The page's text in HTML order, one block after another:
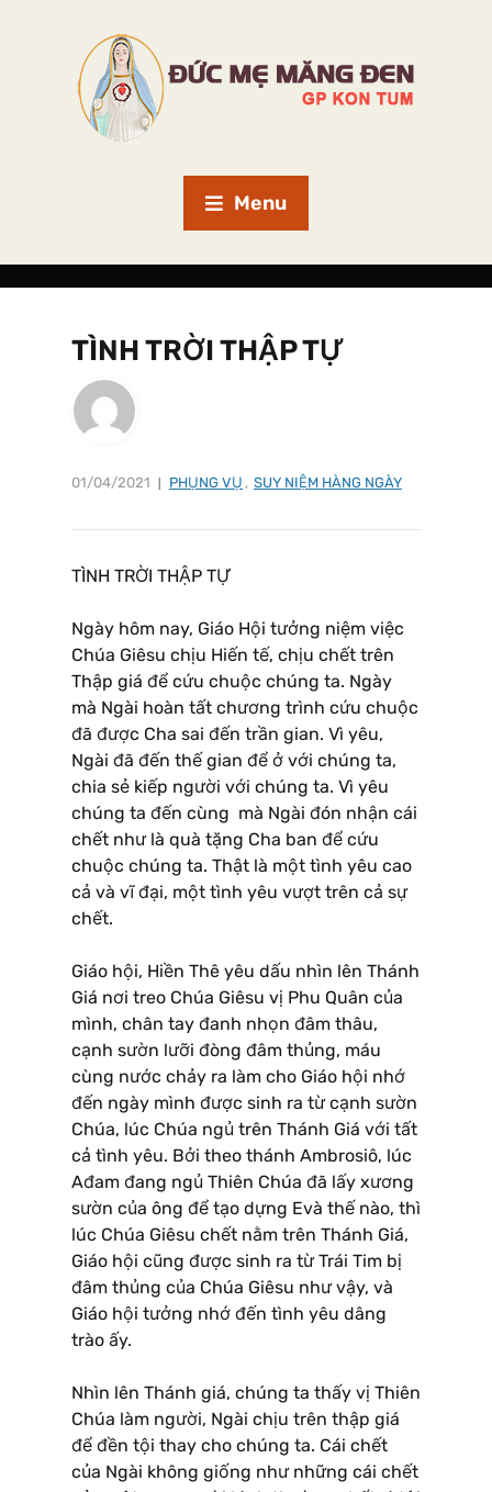
Menu
TÌNH TRỜI THẬP TỰ
01/04/2021 PHỤNG VỤ , SUY NIỆM HÀNG NGÀY
TÌNH TRỜI THẬP TỰ
Ngày hôm nay, Giáo Hội tưởng niệm việc
Chúa Giêsu chịu Hiến tế, chịu chết trên
Thập giá để cứu chuộc chúng ta. Ngày
mà Ngài hoàn tất chương trình cứu chuộc
đã được Cha sai đến trần gian. Vì yêu,
Ngài đã đến thế gian để ở với chúng ta,
chia sẻ kiếp người với chúng ta. Vì yêu
chúng ta đến cùng mà Ngài đón nhận cái
chết như là quà tặng Cha ban để cứu
chuộc chúng ta. Thật là một tình yêu cao
cả và vĩ đại, một tình yêu vượt trên cả sự
chết.
Giáo hội, Hiền Thê yêu dấu nhìn lên Thánh
Giá nơi treo Chúa Giêsu vị Phu Quân của
mình, chân tay đanh nhọn đâm thâu,
cạnh sườn lưỡi đòng đâm thủng, máu
cùng nước chảy ra làm cho Giáo hội nhớ
đến ngày mình được sinh ra từ cạnh sườn
Chúa, lúc Chúa ngủ trên Thánh Giá với tất
cả tình yêu. Bởi theo thánh Ambrosiô, lúc
Ađam đang ngủ Thiên Chúa đã lấy xương
sườn của ông để tạo dựng Evà thế nào, thì
lúc Chúa Giêsu chết nằm trên Thánh Giá,
Giáo hội cũng được sinh ra từ Trái Tim bị
đâm thủng của Chúa Giêsu như vậy, và
Giáo hội tưởng nhớ đến tình yêu dâng
trào ấy.
Nhìn lên Thánh giá, chúng ta thấy vị Thiên
Chúa làm người, Ngài chịu trên thập giá
để đền tội thay cho chúng ta. Cái chết
của Ngài không giống như những cái chết